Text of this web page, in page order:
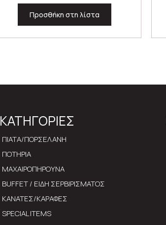
Προσθήκη στη λίστα
ΚΑΤΗΓΟΡΙΕΣ
ΠΙΑΤΑ/ΠΟΡΣΕΛΑΝΗ
ΠΟΤΗΡΙΑ
ΜΑΧΑΙΡΟΠΗΡΟΥΝΑ
BUFFET / ΕΙΔΗ ΣΕΡΒΙΡΙΣΜΑΤΟΣ
ΚΑΝΑΤΕΣ/ΚΑΡΑΦΕΣ
SPECIAL ITEMS